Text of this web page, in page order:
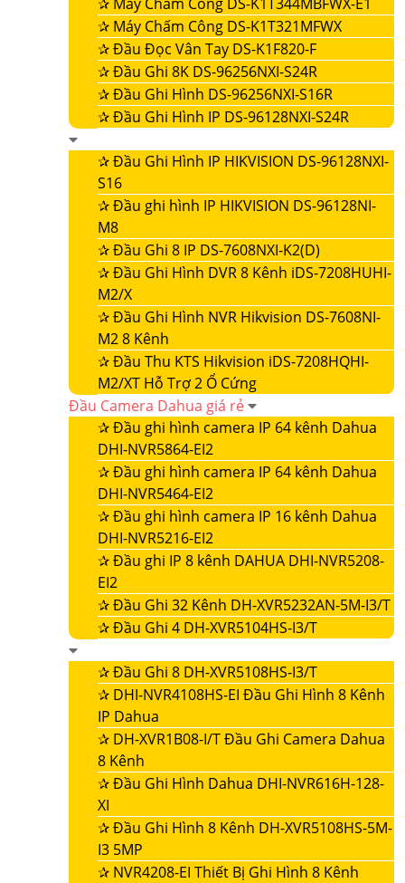
✰ Máy Chấm Công DS-K1T321MFWX
✰Đầu Đọc Vân Tay DS-K1F820-F
✰Đầu Ghi 8K DS-96256NXI-S24R
✰Đầu Ghi Hình DS-96256NXI-S16R
✰Đầu Ghi Hình IP DS-96128NXI-S24R
✰Đầu Ghi Hình IP HIKVISION DS-96128NXI-
S16
✰Đầu ghi hình IP HIKVISION DS-96128NI-
M8
✰Đầu Ghi 8 IP DS-7608NXI-K2(D)
✰Đầu Ghi Hình DVR 8 Kênh iDS-7208HUHI-
M2/X
✰Đầu Ghi Hình NVR Hikvision DS-7608NI-
M2 8 Kênh
✰Đầu Thu KTS Hikvision iDS-7208HQHI-
M2/XT Hỗ Trợ 2 Ổ Cứng
Đầu Camera Dahua giá rẻ
✰Đầu ghi hình camera IP 64 kênh Dahua
DHI-NVR5864-EI2
✰Đầu ghi hình camera IP 64 kênh Dahua
DHI-NVR5464-EI2
✰Đầu ghi hình camera IP 16 kênh Dahua
DHI-NVR5216-EI2
✰Đầu ghi IP 8 kênh DAHUA DHI-NVR5208-
EI2
✰Đầu Ghi 32 Kênh DH-XVR5232AN-5M-I3/T
✰Đầu Ghi 4 DH-XVR5104HS-I3/T
✰Đầu Ghi 8 DH-XVR5108HS-I3/T
✰ DHI-NVR4108HS-EI Đầu Ghi Hình 8 Kênh
IP Dahua
✰ DH-XVR1B08-I/T Đầu Ghi Camera Dahua
8 Kênh
✰Đầu Ghi Hình Dahua DHI-NVR616H-128-
XI
✰Đầu Ghi Hình 8 Kênh DH-XVR5108HS-5M-
I3 5MP
✰ NVR4208-EI Thiết Bị Ghi Hình 8 Kênh